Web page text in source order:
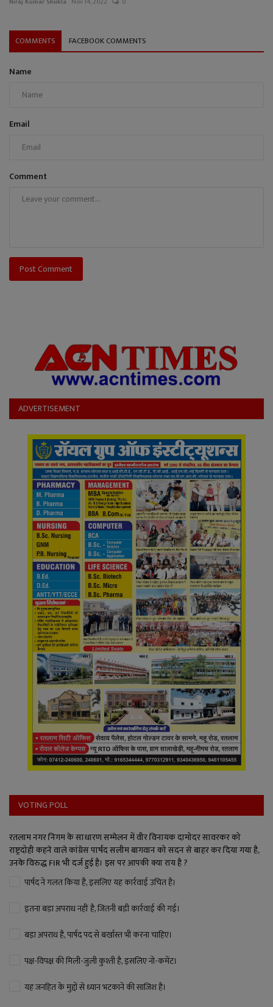
COMMENTS FACEBOOK COMMENTS
Name
Email
Comment
Post Comment
ADVERTISEMENT
VOTING POLL
रतलाम नगर निगम के साधारण सम्मेलन में वीर विनायक दामोदर सावरकर को
राष्ट्रदोही कहने वाले कांग्रेस पार्षद सलीम बागवान को सदन से बाहर कर दिया गया है,
उनके विरुद्ध FIR भी दर्ज हुई है। इस पर आपकी क्या राय है ?
पार्षद ने गलत किया है, इसलिए यह कार्रवाई उचित है।
इतना बड़ा अपराध नहीं है, जितनी बड़ी कार्रवाई की गई।
बड़ा अपराध है, पार्षद पद से बर्खास्त भी करना चाहिए।
पक्ष-विपक्ष की मिली-जुली कुश्ती है, इसलिए नो-कमेंट।
यह जनहित के मुद्दों से ध्यान भटकाने की साजिश है।